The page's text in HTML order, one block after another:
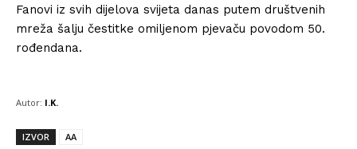
Fanovi iz svih dijelova svijeta danas putem društvenih
mreža šalju čestitke omiljenom pjevaču povodom 50.
rođendana.
Autor: I.K.
IZVOR AA